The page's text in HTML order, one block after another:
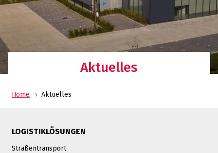
Aktuelles
Home Aktuelles
LOGISTIKLÖSUNGEN
Straßentransport